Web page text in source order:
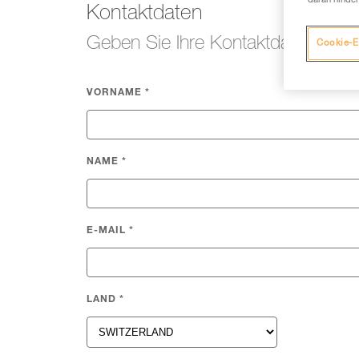
Kontaktdaten
Geben Sie Ihre Kontaktdaten ein,
VORNAME *
NAME *
E-MAIL *
LAND *
Cookie-